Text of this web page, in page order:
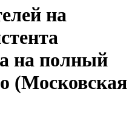
на
на полный
(Московская